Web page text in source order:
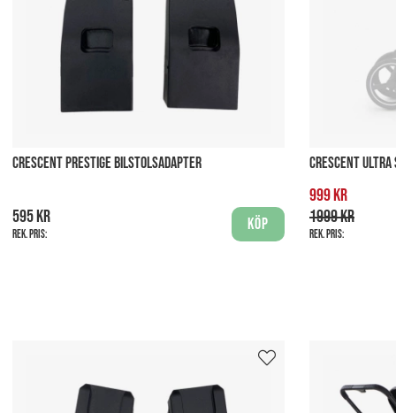
CRESCENT PRESTIGE BILSTOLSADAPTER
595 kr
Rek. pris:
Köp
CRESCENT
999 kr
1999 kr
Rek. pris: